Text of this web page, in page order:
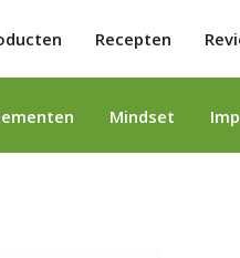
Recepten
Mindset